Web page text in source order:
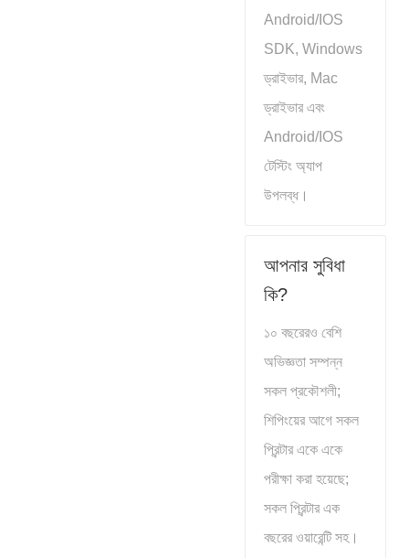
Android/IOS
SDK, Windows
ড্রাইভার, Mac
ড্রাইভার এবং
Android/IOS
টেস্টিং অ্যাপ
উপলব্ধ।
আপনার সুবিধা
কি?
১০ বছরেরও বেশি
অভিজ্ঞতা সম্পন্ন
সকল প্রকৌশলী;
শিপিংয়ের আগে সকল
প্রিন্টার একে একে
পরীক্ষা করা হয়েছে;
সকল প্রিন্টার এক
বছরের ওয়ারেন্টি সহ।